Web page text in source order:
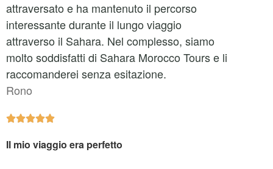
attraversato e ha mantenuto il percorso
interessante durante il lungo viaggio
attraverso il Sahara. Nel complesso, siamo
molto soddisfatti di Sahara Morocco Tours e li
raccomanderei senza esitazione.
Rono

Il mio viaggio era perfetto